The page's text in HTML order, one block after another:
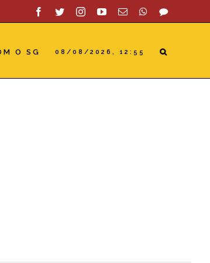
Facebook
TwitterInstagramYouTube
Email WhatsApp
SAC
O SG 08/08/2026, 12:55